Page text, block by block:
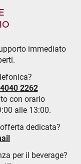
immediato
2262
con orario
alle 13:00.
dedicata?
per il beverage?